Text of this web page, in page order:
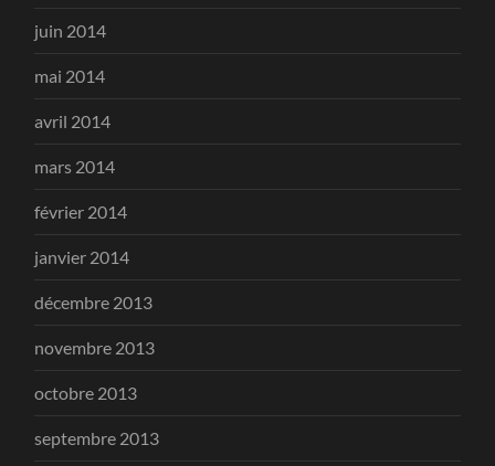
juin 2014
mai 2014
avril 2014
mars 2014
février 2014
janvier 2014
décembre 2013
novembre 2013
octobre 2013
septembre 2013